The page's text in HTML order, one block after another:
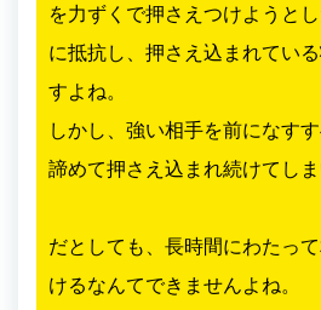
を力ずくで押さえつけようと
に抵抗し、押さえ込まれてい
すよね。
しかし、強い相手を前になす
諦めて押さえ込まれ続けてしま
だとしても、長時間にわたっ
けるなんてできませんよね。